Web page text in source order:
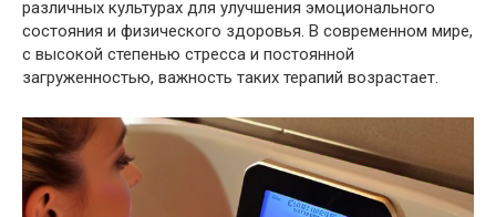
различных культурах для улучшения эмоционального
состояния и физического здоровья. В современном мире,
с высокой степенью стресса и постоянной
загруженностью, важность таких терапий возрастает.